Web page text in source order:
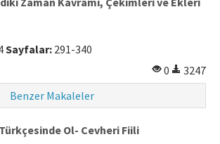
Sayfalar: 291-340
0
3247
Benzer Makaleler
Ol- Cevheri Fiili